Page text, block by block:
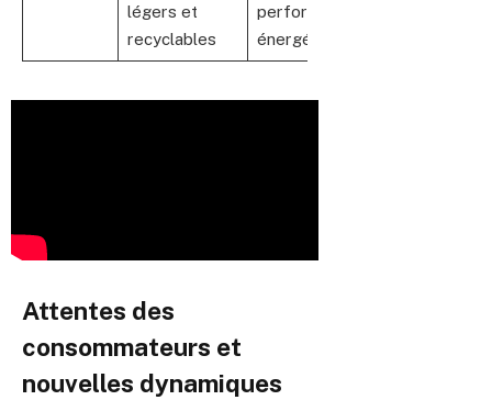
légers et
recyclables
performance
énergétique
Attentes des
consommateurs et
nouvelles dynamiques